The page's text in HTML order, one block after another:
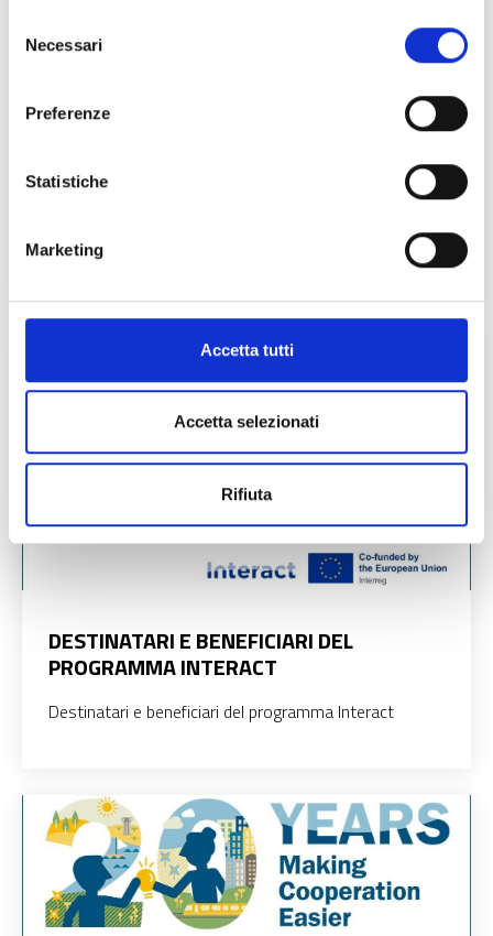
delNecessari
Preferenze
Statistiche
Marketing
Accetta tutti
Accetta selezionati
Rifiuta
FUNZIONAMENTO E STRUMENTI DEL
PROGRAMMA INTERACT
Funzionamento e strumenti del programma Interact
DESTINATARI E BENEFICIARI DEL
PROGRAMMA INTERACT
Destinatari e beneficiari del programma Interact